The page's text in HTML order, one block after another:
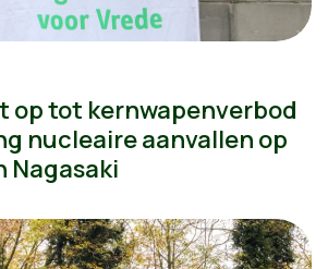
op tot kernwapenverbod
nucleaire aanvallen op
Nagasaki